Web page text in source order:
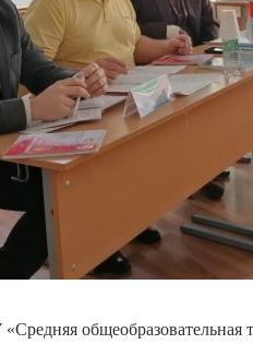
общеобразовательная